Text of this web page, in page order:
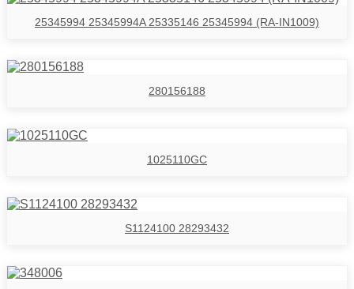
25345994 25345994A 25335146 25345994 (RA-IN1009)
280156188
1025110GC
S1124100 28293432